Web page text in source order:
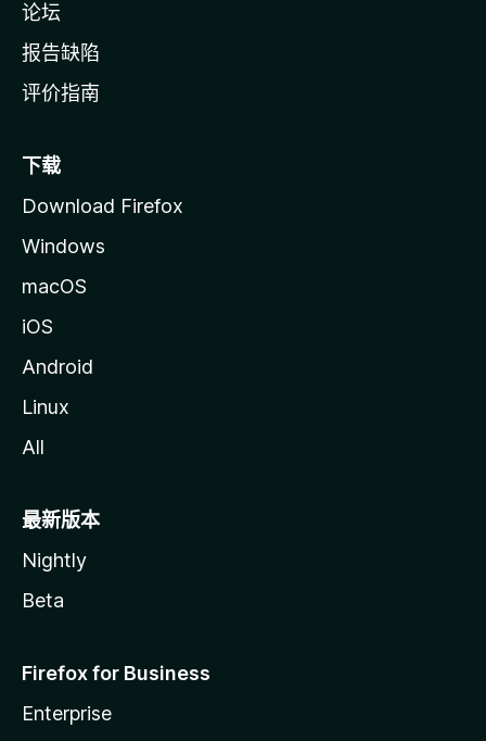
论坛
报告缺陷
评价指南
下载
Download Firefox
Windows
macOS
iOS
Android
Linux
All
最新版本
Nightly
Beta
Firefox for Business
Enterprise